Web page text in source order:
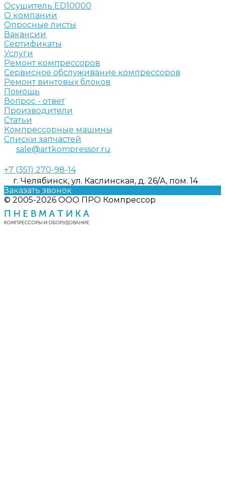
Осушитель ED10000
О компании
Опросные листы
Вакансии
Сертификаты
Услуги
Ремонт компрессоров
Сервисное обслуживание компрессоров
Ремонт винтовых блоков
Помощь
Вопрос - ответ
Производители
Статьи
Компрессорные машины
Списки запчастей
sale@artkompressor.ru
+7 (351) 270-98-14
г. Челябинск, ул. Каслинская, д. 26/А, пом. 14
Заказать звонок
© 2005-2026 ООО ПРО Компрессор